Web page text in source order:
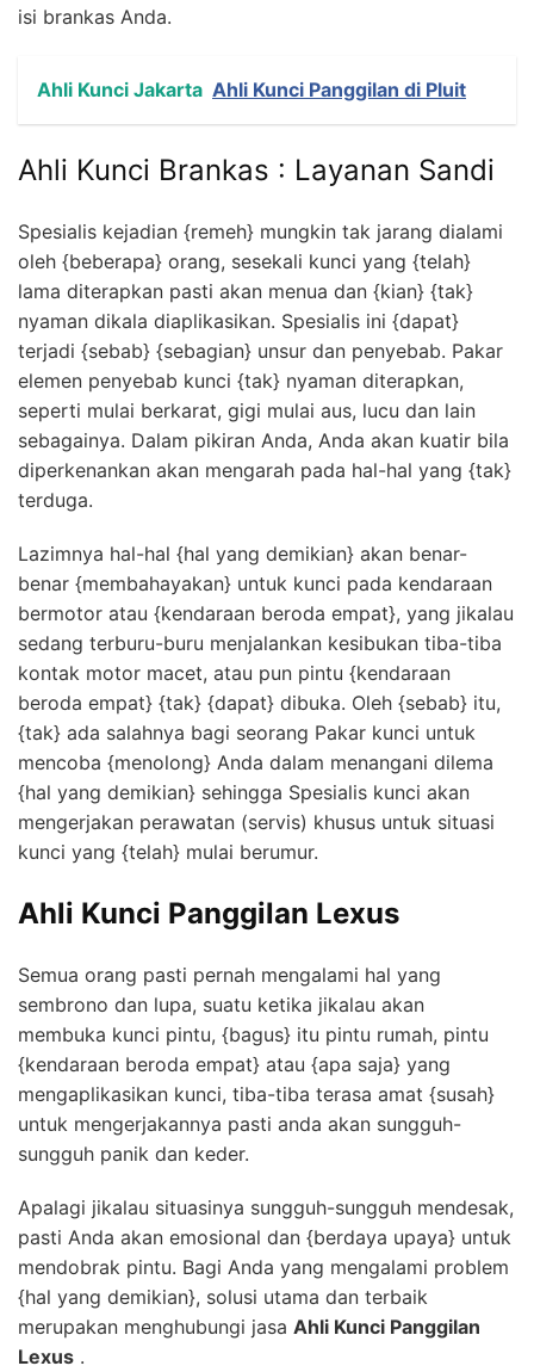
isi brankas Anda.
Ahli Kunci Jakarta Ahli Kunci Panggilan di Pluit
Ahli Kunci Brankas : Layanan Sandi
Spesialis kejadian {remeh} mungkin tak jarang dialami
oleh {beberapa} orang, sesekali kunci yang {telah}
lama diterapkan pasti akan menua dan {kian} {tak}
nyaman dikala diaplikasikan. Spesialis ini {dapat}
terjadi {sebab} {sebagian} unsur dan penyebab. Pakar
elemen penyebab kunci {tak} nyaman diterapkan,
seperti mulai berkarat, gigi mulai aus, lucu dan lain
sebagainya. Dalam pikiran Anda, Anda akan kuatir bila
diperkenankan akan mengarah pada hal-hal yang {tak}
terduga.
Lazimnya hal-hal {hal yang demikian} akan benar-
benar {membahayakan} untuk kunci pada kendaraan
bermotor atau {kendaraan beroda empat}, yang jikalau
sedang terburu-buru menjalankan kesibukan tiba-tiba
kontak motor macet, atau pun pintu {kendaraan
beroda empat} {tak} {dapat} dibuka. Oleh {sebab} itu,
{tak} ada salahnya bagi seorang Pakar kunci untuk
mencoba {menolong} Anda dalam menangani dilema
{hal yang demikian} sehingga Spesialis kunci akan
mengerjakan perawatan (servis) khusus untuk situasi
kunci yang {telah} mulai berumur.
Ahli Kunci Panggilan Lexus
Semua orang pasti pernah mengalami hal yang
sembrono dan lupa, suatu ketika jikalau akan
membuka kunci pintu, {bagus} itu pintu rumah, pintu
{kendaraan beroda empat} atau {apa saja} yang
mengaplikasikan kunci, tiba-tiba terasa amat {susah}
untuk mengerjakannya pasti anda akan sungguh-
sungguh panik dan keder.
Apalagi jikalau situasinya sungguh-sungguh mendesak,
pasti Anda akan emosional dan {berdaya upaya} untuk
mendobrak pintu. Bagi Anda yang mengalami problem
{hal yang demikian}, solusi utama dan terbaik
merupakan menghubungi jasa Ahli Kunci Panggilan
Lexus .